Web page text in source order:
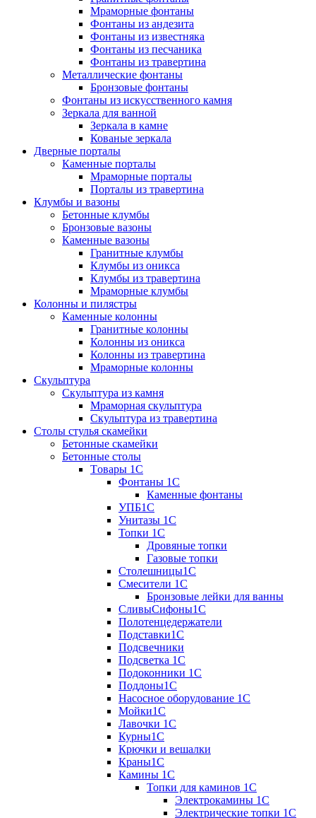
Мраморные фонтаны
Фонтаны из андезита
Фонтаны из известняка
Фонтаны из песчаника
Фонтаны из травертина
Металлические фонтаны
Бронзовые фонтаны
Фонтаны из искусственного камня
Зеркала для ванной
Зеркала в камне
Кованые зеркала
Дверные порталы
Каменные порталы
Мраморные порталы
Порталы из травертина
Клумбы и вазоны
Бетонные клумбы
Бронзовые вазоны
Каменные вазоны
Гранитные клумбы
Клумбы из оникса
Клумбы из травертина
Мраморные клумбы
Колонны и пилястры
Каменные колонны
Гранитные колонны
Колонны из оникса
Колонны из травертина
Мраморные колонны
Скульптура
Скульптура из камня
Мраморная скульптура
Скульптура из травертина
Столы стулья скамейки
Бетонные скамейки
Бетонные столы
Tовары 1C
Фонтаны 1C
Каменные фонтаны
УПБ1С
Унитазы 1С
Топки 1С
Дровяные топки
Газовые топки
Столешницы1С
Смесители 1С
Бронзовые лейки для ванны
СливыСифоны1С
Полотенцедержатели
Подставки1С
Подсвечники
Подсветка 1С
Подоконники 1С
Поддоны1С
Насосное оборудование 1С
Мойки1С
Лавочки 1С
Курны1С
Крючки и вешалки
Краны1С
Камины 1C
Топки для каминов 1C
Электрокамины 1С
Электрические топки 1C